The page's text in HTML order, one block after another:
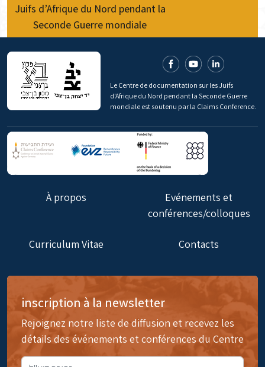
Juifs d’Afrique du Nord pendant la
Seconde Guerre mondiale
Le Centre de documentation sur les Juifs
d'Afrique du Nord pendant la Seconde Guerre
mondiale est soutenu par la Claims Conference.
À propos
Evénements et
conférences/colloques
Curriculum Vitae Contacts
inscription à la newsletter
Rejoignez notre liste de diffusion et recevez les
détails des événements et conférences du Centre